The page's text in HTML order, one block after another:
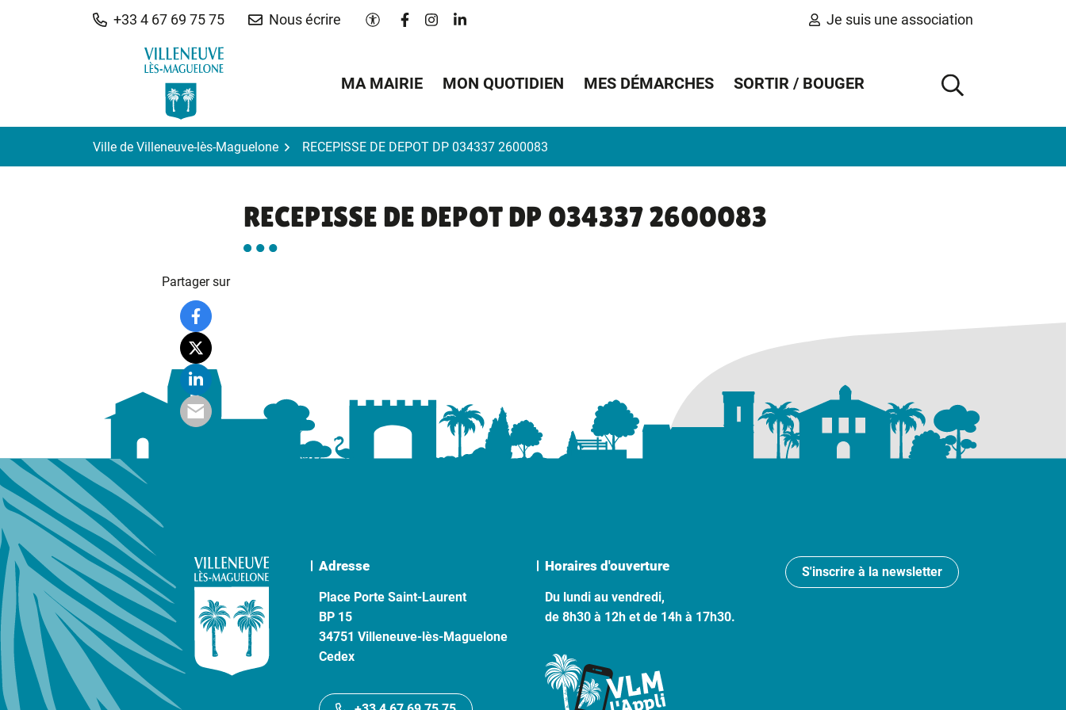
+33 4 67 69 75 75 Nous écrire Paramètres d'accessibilité
Lien vers le compte Facebook
Lien vers le compte Instagram
Lien vers le compte Linkedin Je suis une association
MA MAIRIE MON QUOTIDIEN MES DÉMARCHES SORTIR / BOUGER
AFFICHER
Ville de Villeneuve-lès-Maguelone RECEPISSE DE DEPOT DP 034337 2600083
RECEPISSE DE DEPOT DP 034337 2600083
Partager sur
Adresse
Place Porte Saint-Laurent
BP 15
34751 Villeneuve-lès-Maguelone
Cedex
Horaires d'ouverture
Du lundi au vendredi,
de 8h30 à 12h et de 14h à 17h30.
S'inscrire à la newsletter